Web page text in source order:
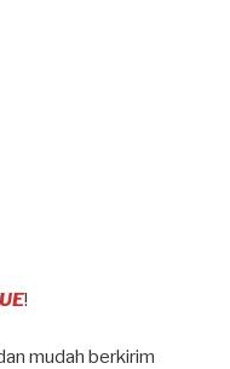
!
mudah berkirim